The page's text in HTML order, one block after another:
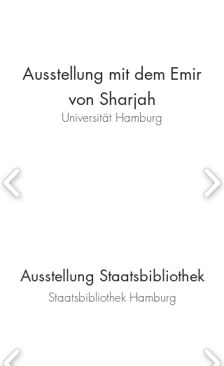
Universität Hamburg
Ausstellung mit dem Emir
von Sharjah
Ausstellung Staatsbibliothek
Staatsbibliothek Hamburg